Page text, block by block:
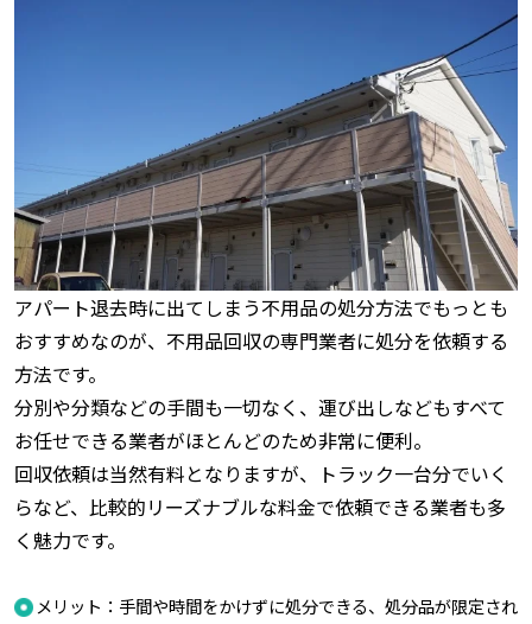
アパート退去時に出てしまう不用品の処分方法でもっとも
おすすめなのが、不用品回収の専門業者に処分を依頼する
方法です。
分別や分類などの手間も一切なく、運び出しなどもすべて
お任せできる業者がほとんどのため非常に便利。
回収依頼は当然有料となりますが、トラック一台分でいく
らなど、比較的リーズナブルな料金で依頼できる業者も多
く魅力です。
メリット：手間や時間をかけずに処分できる、処分品が限定され